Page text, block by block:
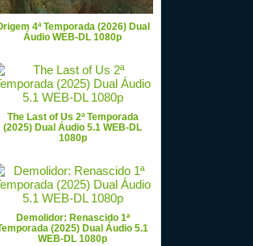
4ª Temporada (2026) Dual
Áudio WEB-DL 1080p
The Last of Us 2ª Temporada
(2025) Dual Áudio 5.1 WEB-DL
1080p
Demolidor: Renascido 1ª
(2025) Dual Áudio 5.1
WEB-DL 1080p